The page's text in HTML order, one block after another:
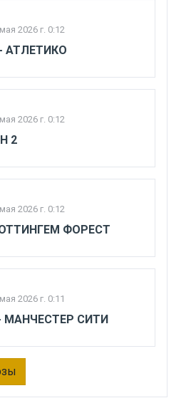
2026 г. 0:12
АТЛЕТИКО
2026 г. 0:12
2
2026 г. 0:12
ФОРЕСТ
2026 г. 0:11
МАНЧЕСТЕР СИТИ